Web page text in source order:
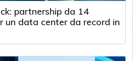
partnership da 14
un data center da record in